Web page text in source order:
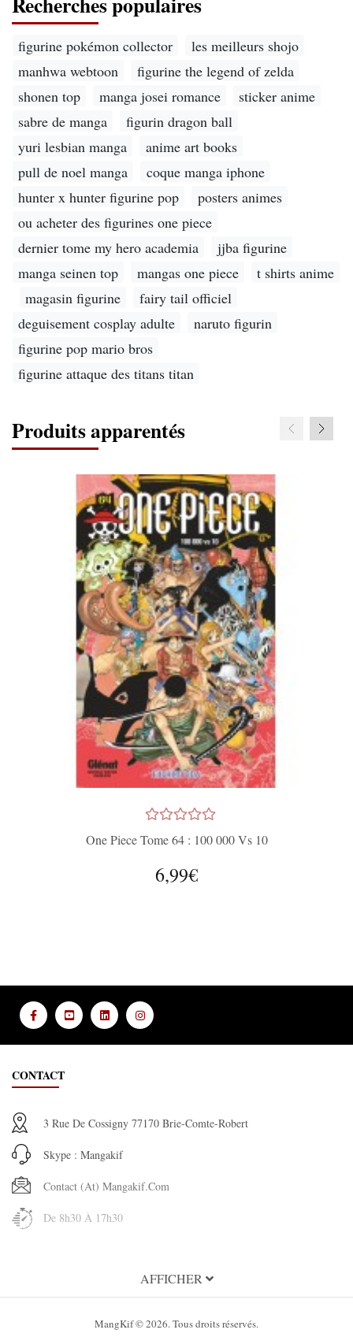
figurine pokémon collector
les meilleurs shojo
manhwa webtoon
figurine the legend of zelda
shonen top
manga josei romance
sticker anime
sabre de manga
figurin dragon ball
yuri lesbian manga
anime art books
pull de noel manga
coque manga iphone
hunter x hunter figurine pop
posters animes
ou acheter des figurines one piece
dernier tome my hero academia
jjba figurine
manga seinen top
mangas one piece
t shirts anime
magasin figurine
fairy tail officiel
deguisement cosplay adulte
naruto figurin
figurine pop mario bros
figurine attaque des titans titan
Produits apparentés
One Piece Tome 64 : 100 000 Vs 10
6,99€
CONTACT
3 Rue De Cossigny 77170 Brie-Comte-Robert
Skype : Mangakif
Contact (at) Mangakif.com
De 8h30 À 17h30
AFFICHER
MangKif © 2026. Tous droits réservés.